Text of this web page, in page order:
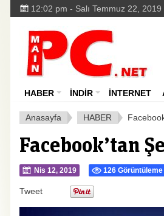
12:02 pm - Salı Temmuz 22, 2019
HABER İNDİR İNTERNET
Anasayfa HABER
Facebook’tan
Nis 12, 2019 126 Görüntüleme
Tweet